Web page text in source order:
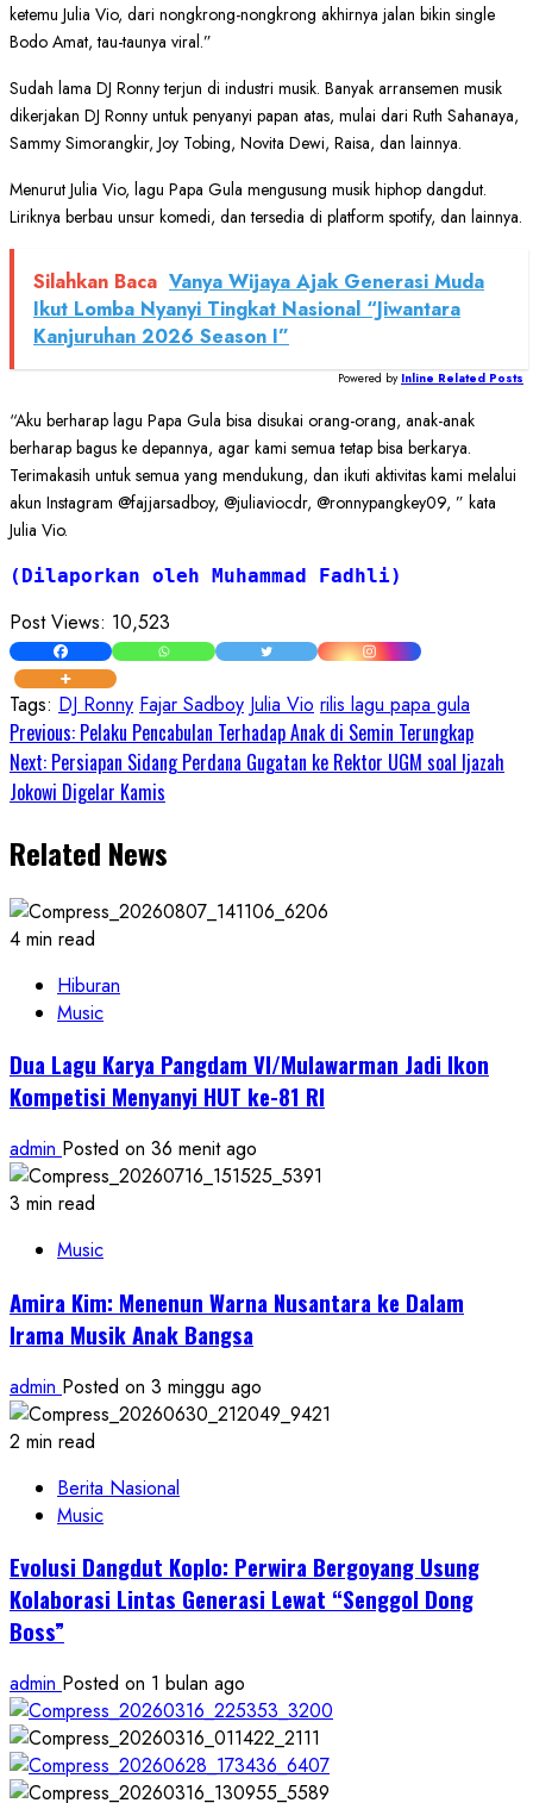
ketemu Julia Vio, dari nongkrong-nongkrong akhirnya jalan bikin single
Bodo Amat, tau-taunya viral.”
Sudah lama DJ Ronny terjun di industri musik. Banyak arransemen musik
dikerjakan DJ Ronny untuk penyanyi papan atas, mulai dari Ruth Sahanaya,
Sammy Simorangkir, Joy Tobing, Novita Dewi, Raisa, dan lainnya.
Menurut Julia Vio, lagu Papa Gula mengusung musik hiphop dangdut.
Liriknya berbau unsur komedi, dan tersedia di platform spotify, dan lainnya.
Silahkan Baca Vanya Wijaya Ajak Generasi Muda
Ikut Lomba Nyanyi Tingkat Nasional “Jiwantara
Kanjuruhan 2026 Season I”
Powered by Inline Related Posts
“Aku berharap lagu Papa Gula bisa disukai orang-orang, anak-anak
berharap bagus ke depannya, agar kami semua tetap bisa berkarya.
Terimakasih untuk semua yang mendukung, dan ikuti aktivitas kami melalui
akun Instagram @fajjarsadboy, @juliaviocdr, @ronnypangkey09, ” kata
Julia Vio.
(Dilaporkan oleh Muhammad Fadhli)
Post Views: 10,523
Tags: DJ Ronny Fajar Sadboy Julia Vio rilis lagu papa gula
Continue
Reading
Previous: Pelaku Pencabulan Terhadap Anak di Semin Terungkap
Next: Persiapan Sidang Perdana Gugatan ke Rektor UGM soal Ijazah
Jokowi Digelar Kamis
Related News
4 min read
Hiburan
Music
Dua Lagu Karya Pangdam VI/Mulawarman Jadi Ikon
Kompetisi Menyanyi HUT ke-81 RI
admin Posted on 36 menit ago
3 min read
Music
Amira Kim: Menenun Warna Nusantara ke Dalam
Irama Musik Anak Bangsa
admin Posted on 3 minggu ago
2 min read
Berita Nasional
Music
Evolusi Dangdut Koplo: Perwira Bergoyang Usung
Kolaborasi Lintas Generasi Lewat “Senggol Dong
Boss”
admin Posted on 1 bulan ago